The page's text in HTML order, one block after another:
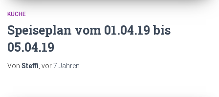
KÜCHE
Speiseplan vom 01.04.19 bis
05.04.19
Von Steffi , vor7 Jahren